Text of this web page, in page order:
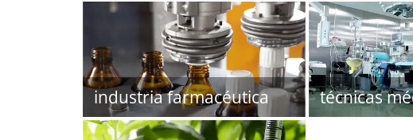
industria farmacéutica técnicas